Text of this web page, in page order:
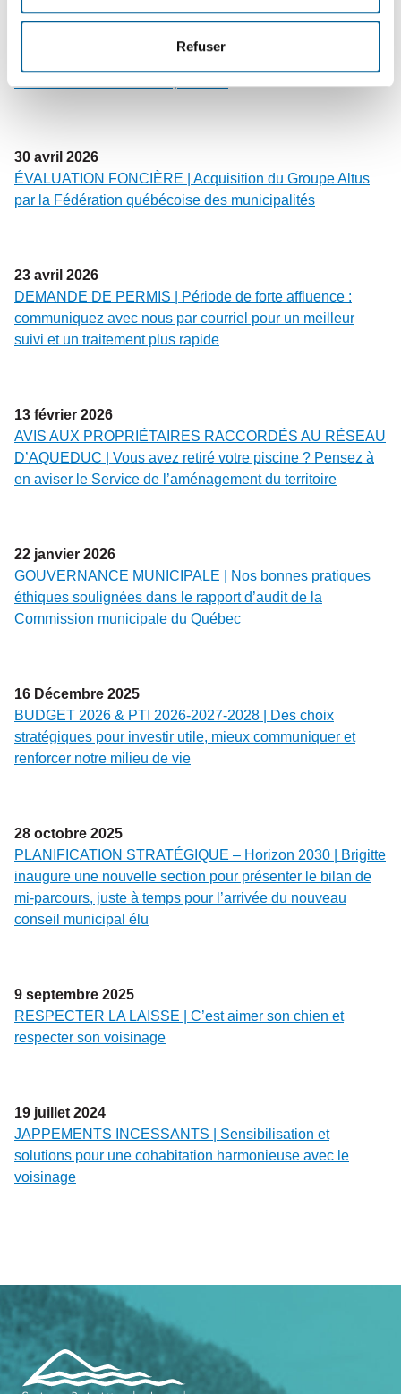
Refuser
30 avril 2026
ÉVALUATION FONCIÈRE | Acquisition du Groupe Altus
par la Fédération québécoise des municipalités
23 avril 2026
DEMANDE DE PERMIS | Période de forte affluence :
communiquez avec nous par courriel pour un meilleur
suivi et un traitement plus rapide
13 février 2026
AVIS AUX PROPRIÉTAIRES RACCORDÉS AU RÉSEAU
D’AQUEDUC | Vous avez retiré votre piscine ? Pensez à
en aviser le Service de l’aménagement du territoire
22 janvier 2026
GOUVERNANCE MUNICIPALE | Nos bonnes pratiques
éthiques soulignées dans le rapport d’audit de la
Commission municipale du Québec
16 Décembre 2025
BUDGET 2026 & PTI 2026-2027-2028 | Des choix
stratégiques pour investir utile, mieux communiquer et
renforcer notre milieu de vie
28 octobre 2025
PLANIFICATION STRATÉGIQUE – Horizon 2030 | Brigitte
inaugure une nouvelle section pour présenter le bilan de
mi-parcours, juste à temps pour l’arrivée du nouveau
conseil municipal élu
9 septembre 2025
RESPECTER LA LAISSE | C’est aimer son chien et
respecter son voisinage
19 juillet 2024
JAPPEMENTS INCESSANTS | Sensibilisation et
solutions pour une cohabitation harmonieuse avec le
voisinage
Navigation
de